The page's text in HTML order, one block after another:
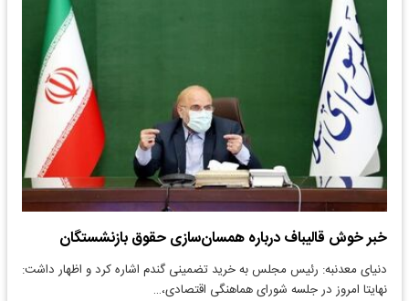
خبر خوش قالیباف درباره همسان‌سازی حقوق بازنشستگان
دنیای معدنبه: رئیس مجلس به خرید تضمینی گندم اشاره کرد و اظهار داشت:
نهایتا امروز در جلسه شورای هماهنگی اقتصادی،…